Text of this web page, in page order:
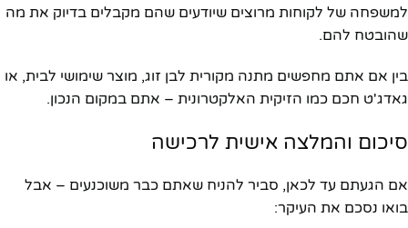
למשפחה של לקוחות מרוצים שיודעים שהם מקבלים בדיוק את מה
שהובטח להם.
בין אם אתם מחפשים מתנה מקורית לבן זוג, מוצר שימושי לבית, או
גאדג'ט חכם כמו הזיקית האלקטרונית – אתם במקום הנכון.
סיכום והמלצה אישית לרכישה
אם הגעתם עד לכאן, סביר להניח שאתם כבר משוכנעים – אבל
בואו נסכם את העיקר: